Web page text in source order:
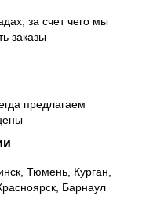
за счет чего мы
заказы
предлагаем
Тюмень, Курган,
Барнаул